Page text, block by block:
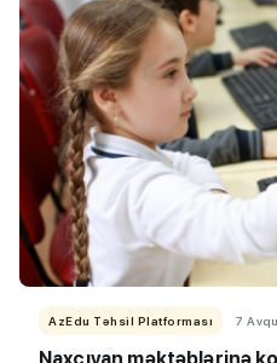
AzEdu Təhsil Platforması 7